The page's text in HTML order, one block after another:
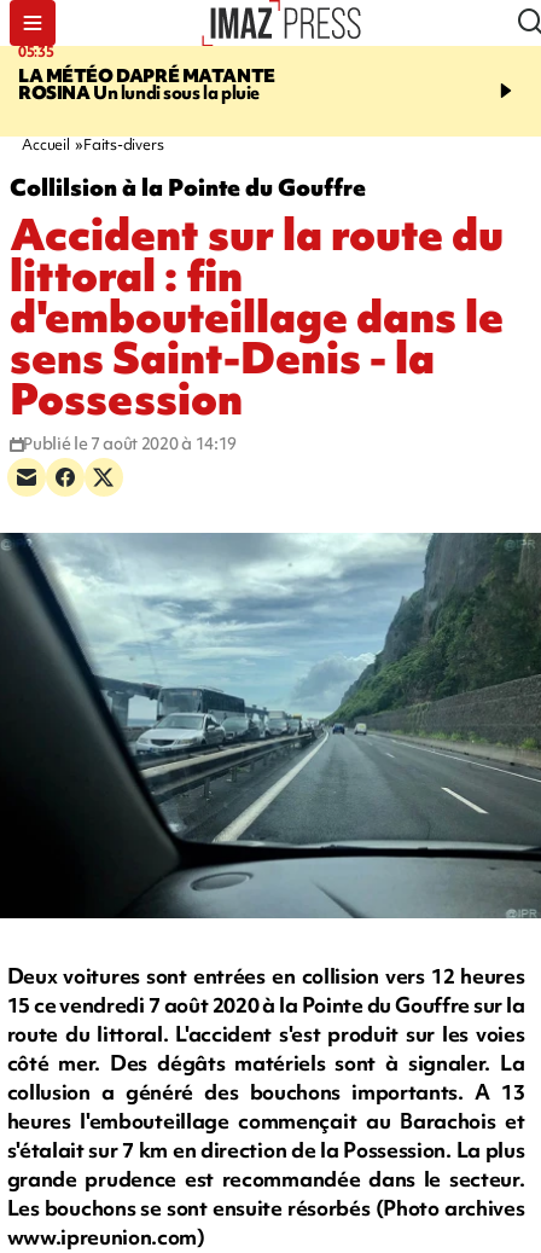
05:35
LA MÉTÉO DAPRÉ MATANTE
ROSINAUn lundi sous la pluie
07:47
ses deux enfants
Accueil Faits-divers
Collilsion à la Pointe du Gouffre
Accident sur la route du
littoral : fin
d'embouteillage dans le
sens Saint-Denis - la
Possession
Publié le 7 août 2020 à 14:19
Deux voitures sont entrées en collision vers 12 heures
15 ce vendredi 7 août 2020 à la Pointe du Gouffre sur la
route du littoral. L'accident s'est produit sur les voies
côté mer. Des dégâts matériels sont à signaler. La
collusion a généré des bouchons importants. A 13
heures l'embouteillage commençait au Barachois et
s'étalait sur 7 km en direction de la Possession. La plus
grande prudence est recommandée dans le secteur.
Les bouchons se sont ensuite résorbés (Photo archives
www.ipreunion.com)